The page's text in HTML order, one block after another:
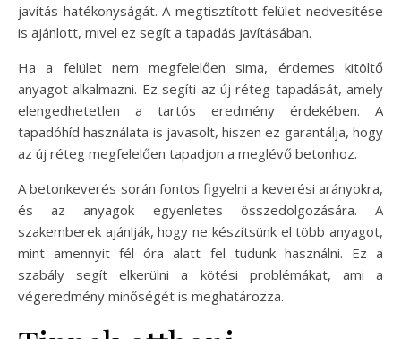
javítás hatékonyságát. A megtisztított felület nedvesítése
is ajánlott, mivel ez segít a tapadás javításában.
Ha a felület nem megfelelően sima, érdemes kitöltő
anyagot alkalmazni. Ez segíti az új réteg tapadását, amely
elengedhetetlen a tartós eredmény érdekében. A
tapadóhíd használata is javasolt, hiszen ez garantálja, hogy
az új réteg megfelelően tapadjon a meglévő betonhoz.
A betonkeverés során fontos figyelni a keverési arányokra,
és az anyagok egyenletes összedolgozására. A
szakemberek ajánlják, hogy ne készítsünk el több anyagot,
mint amennyit fél óra alatt fel tudunk használni. Ez a
szabály segít elkerülni a kötési problémákat, ami a
végeredmény minőségét is meghatározza.